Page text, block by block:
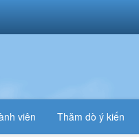
viên Thăm dò ý kiến